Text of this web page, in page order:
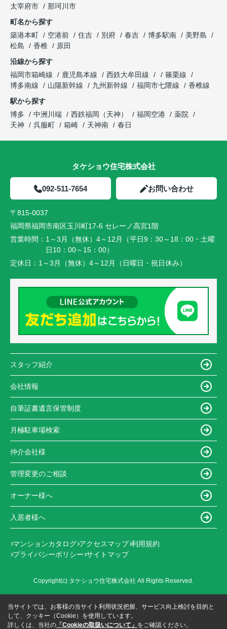
太宰府市
那珂川市
町名から探す
築港本町
空港前 住吉 別府 春吉 博多駅南
美野島
松島
香椎
原田
沿線から探す
福岡市箱崎線
鹿児島本線 西鉄大牟田線
篠栗線
博多南線
山陽新幹線 九州新幹線 福岡市七隈線
香椎線
駅から探す
博多
中洲川端 西鉄福岡（天神） 福岡空港
薬院
天神
呉服町 箱崎 天神南 春日
タケショウ住宅株式会社
092-511-7654 お問い合わせ
〒815-0037
福岡県福岡市南区玉川町17-6 セレーノ高宮1階
営業時間： 1～3月（無休）4～12月（平日9：30～18：00・土曜
日10：00～15：00）
定休日： 1～3月（無休）4～12月（日曜日・祝日休み）
スタッフ紹介
会社情報
自筆証書遺言保管制度
月極駐車場検索
仲介会社様
管理変更のご相談
オーナー様へ
入居者様へ
マンションカタログ アクセスマップ 利用規約
プライバシーポリシー サイトマップ
Copyright(c) タケショウ住宅株式会社 All Rights Reserved.
当サイトでは、お客様の当サイト利用状況把握、サービス向上検討を目的と
して、クッキー（Cookie）を使用しています。
詳しくは、当社の 「Cookieの取扱いについて」 をご確認ください。